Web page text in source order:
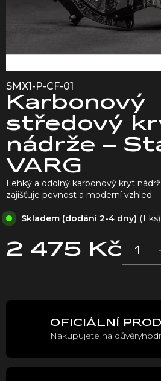
SMX1-P-CF-01
Karbonový
středový
nádrže –
VARG
2 475 Kč
cena:
Skladem (dodání 2-4 dny) (1 ks)
Lehký a odolný karbonový kryt
zajišťuje pevnost a moderní vzhled.
OFICIÁLNÍ
Nakupujete na